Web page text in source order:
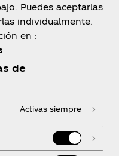
Puedes aceptarlas
individualmente.
en :
de
Activas siempre